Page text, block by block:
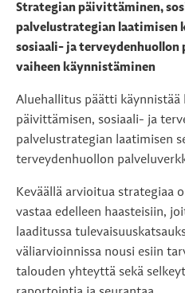
Strategian päivittäminen,
palvelustrategian laatimisen
sosiaali- ja
vaiheen käynnistäminen
Aluehallitus päätti
päivittämisen, sosiaali- ja
palvelustrategian laatimisen
terveydenhuollon
Keväällä arvioitua strategiaa
vastaa edelleen haasteisiin,
laaditussa
väliarvioinnissa nousi esiin
talouden yhteyttä sekä